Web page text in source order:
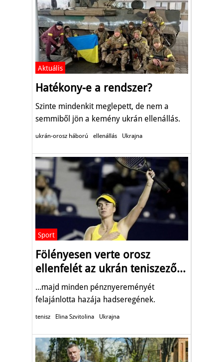
Aktuális
Hatékony-e a rendszer?
Szinte mindenkit meglepett, de nem a
semmiből jön a kemény ukrán ellenállás.
ukrán-orosz háború ellenállás Ukrajna
Sport
Fölényesen verte orosz
ellenfelét az ukrán teniszező...
...majd minden pénznyereményét
felajánlotta hazája hadseregének.
tenisz Elina Szvitolina Ukrajna